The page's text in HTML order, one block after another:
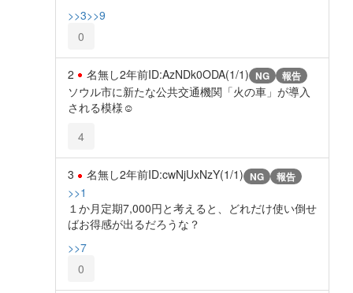
>>3>>9
0
2 名無し2年前ID:AzNDk0ODA(1/1) NG 報告
ソウル市に新たな公共交通機関「火の車」が導入
される模様☺️
4
3 名無し2年前ID:cwNjUxNzY(1/1) NG 報告
>>1
１か月定期7,000円と考えると、どれだけ使い倒せ
ばお得感が出るだろうな？
>>7
0